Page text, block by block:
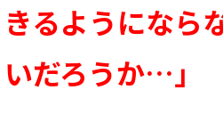
きるようになら
いだろうか…」